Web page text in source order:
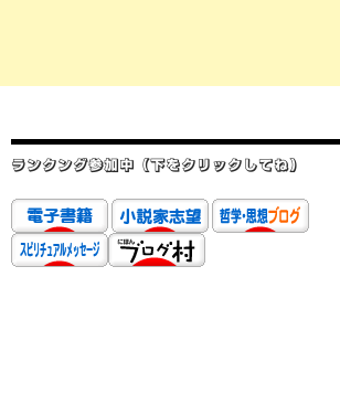
ランクング参加中（下をクリックしてね）